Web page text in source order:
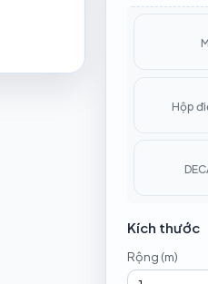
Thời gian
3M-HD-K-
Hộp
Kích thước
Rộng (m)